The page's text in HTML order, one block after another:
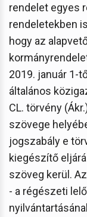
rendelet egyes
rendeletekben
hogy az
2019. január 1-
általános
CL. törvény
szövege
jogszabály e
kiegészítő
szöveg kerül.
- a régészeti